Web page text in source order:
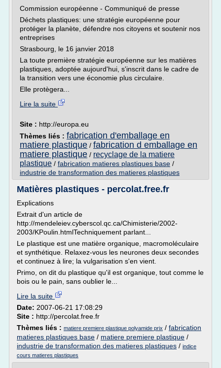
Commission européenne - Communiqué de presse
Déchets plastiques: une stratégie européenne pour
protéger la planète, défendre nos citoyens et soutenir nos
entreprises
Strasbourg, le 16 janvier 2018
La toute première stratégie européenne sur les matières
plastiques, adoptée aujourd'hui, s'inscrit dans le cadre de
la transition vers une économie plus circulaire.
Elle protègera...
Lire la suite
Site : http://europa.eu
Thèmes liés : fabrication d'emballage en
matiere plastique / fabrication d emballage en
matiere plastique / recyclage de la matiere
plastique / fabrication matieres plastiques base /
industrie de transformation des matieres plastiques
Matières plastiques - percolat.free.fr
Explications
Extrait d'un article de
http://mendeleiev.cyberscol.qc.ca/Chimisterie/2002-
2003/KPoulin.htmlTechniquement parlant...
Le plastique est une matière organique, macromoléculaire
et synthétique. Relaxez-vous les neurones deux secondes
et continuez à lire; la vulgarisation s'en vient.
Primo, on dit du plastique qu'il est organique, tout comme le
bois ou le pain, sans oublier le...
Lire la suite
Date: 2007-06-21 17:08:29
Site : http://percolat.free.fr
Thèmes liés : matiere premiere plastique polyamide prix / fabrication
matieres plastiques base / matiere premiere plastique /
industrie de transformation des matieres plastiques / indice
cours matieres plastiques